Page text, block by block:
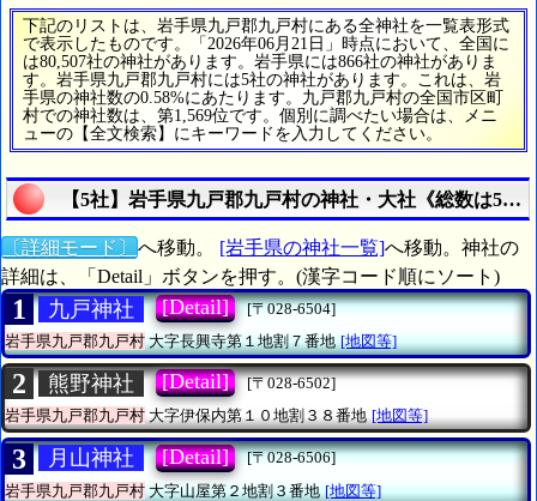
下記のリストは、岩手県九戸郡九戸村にある全神社を一覧表形式
で表示したものです。「2026年06月21日」時点において、全国に
は80,507社の神社があります。岩手県には866社の神社がありま
す。岩手県九戸郡九戸村には5社の神社があります。これは、岩
手県の神社数の0.58%にあたります。九戸郡九戸村の全国市区町
村での神社数は、第1,569位です。個別に調べたい場合は、メニ
ューの【全文検索】にキーワードを入力してください。
【5社】岩手県九戸郡九戸村の神社・大社《総数は5社
〔詳細モード〕 へ移動。 [岩手県の神社一覧]へ移動。神社の
詳細は、「Detail」ボタンを押す。(漢字コード順にソート)
1 九戸神社 [Detail]
[〒028-6504]
岩手県九戸郡九戸村大字長興寺第１地割７番地 [地図等]
2 熊野神社 [Detail]
[〒028-6502]
岩手県九戸郡九戸村大字伊保内第１０地割３８番地 [地図等]
3 月山神社 [Detail]
[〒028-6506]
岩手県九戸郡九戸村大字山屋第２地割３番地 [地図等]